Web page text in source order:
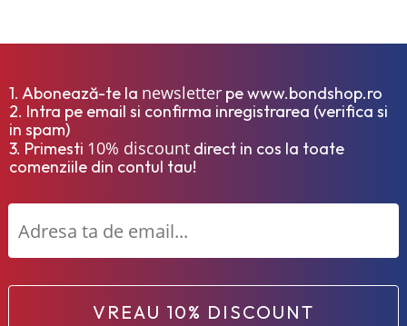
1. Abonează-te la newsletter pe www.bondshop.ro
2. Intra pe email si confirma inregistrarea (verifica si
in spam)
3. Primesti 10% discount direct in cos la toate
comenziile din contul tau!
VREAU 10% DISCOUNT